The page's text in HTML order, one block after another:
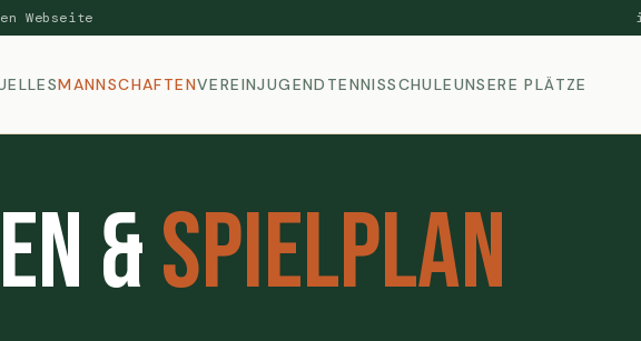
Webseite
MANNSCHAFTENVEREINJUGEND TENNISSCHULEUNSERE PLÄTZE
&Spielplan